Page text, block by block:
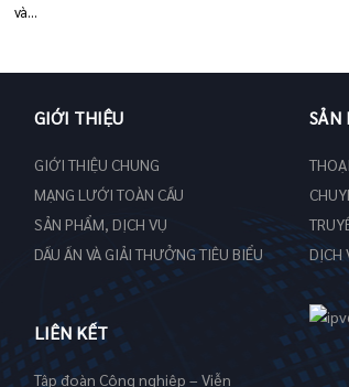
và...
GIỚI THIỆU
GIỚI THIỆU CHUNG
MẠNG LƯỚI TOÀN CẦU
SẢN PHẨM, DỊCH VỤ
DẤU ẤN VÀ GIẢI THƯỞNG TIÊU BIỂU
SẢN
DỊCH
LIÊN KẾT
Tập đoàn Công nghiệp – Viễn